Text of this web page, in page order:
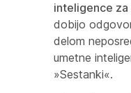
inteligence za
dobijo
delom
umetne
»Sestanki«.